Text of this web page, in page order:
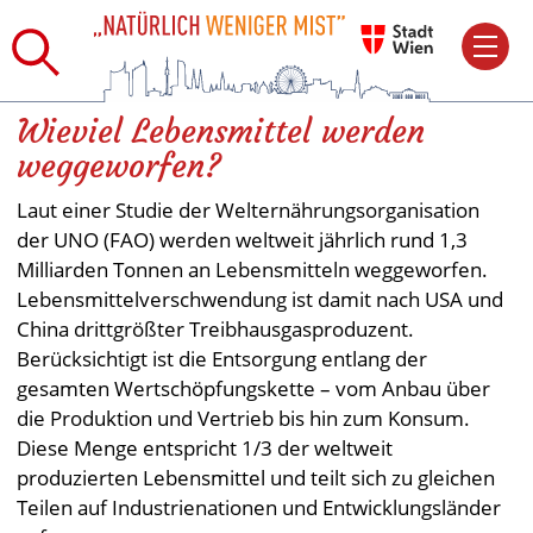
Wieviel Lebensmittel werden
weggeworfen?
Laut einer Studie der Welternährungsorganisation
der UNO (FAO) werden weltweit jährlich rund 1,3
Milliarden Tonnen an Lebensmitteln weggeworfen.
Lebensmittelverschwendung ist damit nach USA und
China drittgrößter Treibhausgasproduzent.
Berücksichtigt ist die Entsorgung entlang der
gesamten Wertschöpfungskette – vom Anbau über
die Produktion und Vertrieb bis hin zum Konsum.
Diese Menge entspricht 1/3 der weltweit
produzierten Lebensmittel und teilt sich zu gleichen
Teilen auf Industrienationen und Entwicklungsländer